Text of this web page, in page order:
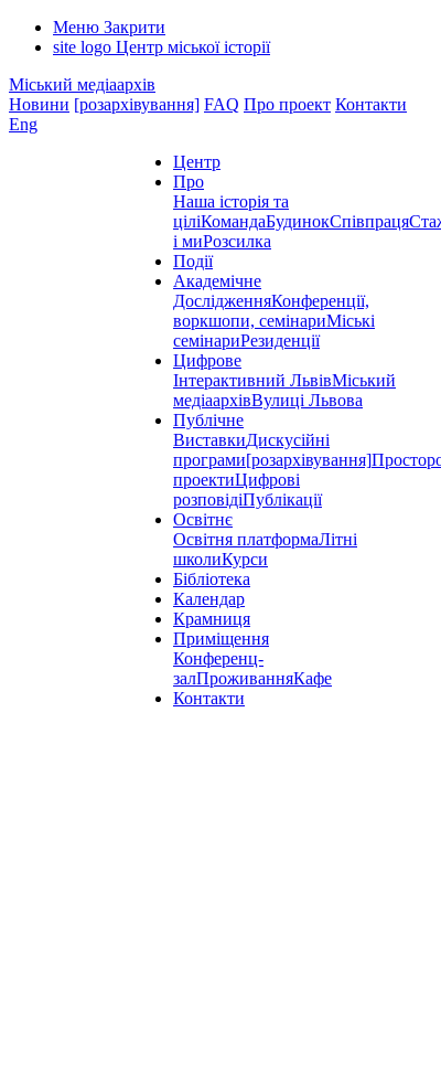
Меню Закрити
site logo Центр міської історії
Міський медіаархів
Новини [розархівування] FAQ Про проект Контакти
Eng
Центр
Про
Наша історія та
ціліКомандаБудинокСпівпраця
і миРозсилка
Події
Академічне
ДослідженняКонференції,
воркшопи, семінариМіські
семінариРезиденції
Цифрове
Інтерактивний ЛьвівМіський
медіаархівВулиці Львова
Публічне
ВиставкиДискусійні
програми[розархівування]
проектиЦифрові
розповідіПублікації
Освітнє
Освітня платформаЛітні
школиКурси
Бібліотека
Календар
Крамниця
Приміщення
Конференц-
залПроживанняКафе
Контакти